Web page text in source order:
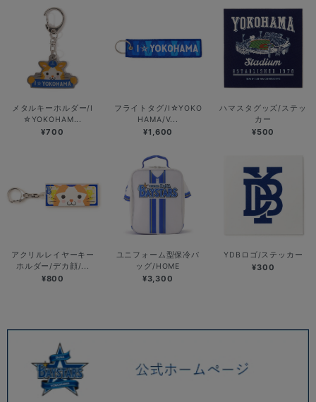
メタルキーホルダー/I
☆YOKOHAM...
¥700
フライトタグ/I☆YOKO
HAMA/V...
¥1,600
ハマスタグッズ/ステッ
カー
¥500
アクリルレイヤーキー
ホルダー/デカ顔/...
¥800
ユニフォーム型保冷バ
ッグ/HOME
¥3,300
YDBロゴ/ステッカー
¥300